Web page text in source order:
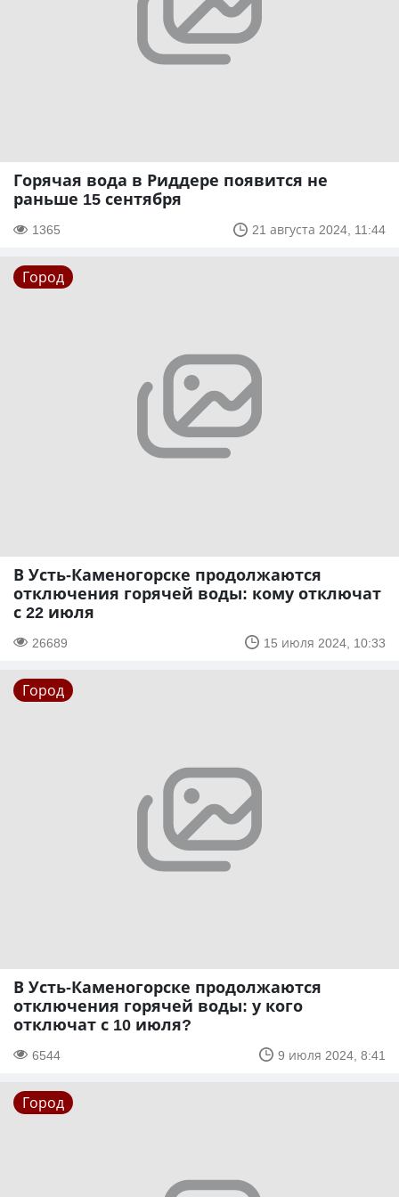
Горячая вода в Риддере появится не
раньше 15 сентября
1365 21 августа 2024, 11:44
Город
В Усть-Каменогорске продолжаются
отключения горячей воды: кому отключат
с 22 июля
26689 15 июля 2024, 10:33
Город
В Усть-Каменогорске продолжаются
отключения горячей воды: у кого
отключат с 10 июля?
6544 9 июля 2024, 8:41
Город